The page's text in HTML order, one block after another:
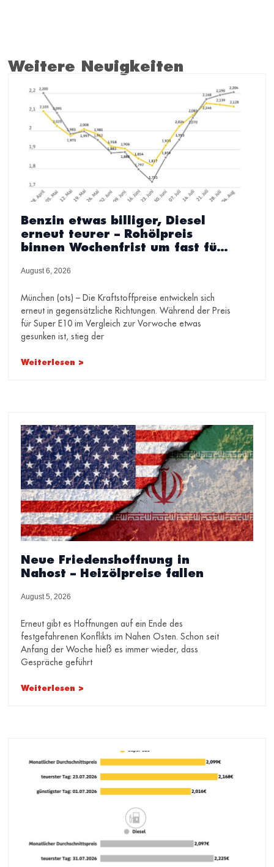
Weitere Neuigkeiten
Benzin etwas billiger, Diesel
erneut teurer – Rohölpreis
binnen Wochenfrist um fast fünf
weiterhin erhebliches Potenzial
August 6, 2026
München (ots) – Die Kraftstoffpreise entwickeln sich
erneut in gegensätzliche Richtungen. Während der Preis
für Super E10 im Vergleich zur Vorwoche etwas
gesunken ist, stieg der
Weiterlesen >
Neue Friedenshoffnung in
Nahost – Heizölpreise fallen
August 5, 2026
Erneut gibt es Hoffnungen auf ein Ende des
festgefahrenen Konflikts im Nahen Osten. Schon seit
Anfang der Woche hieß es immer wieder, dass
Gespräche geführt
Weiterlesen >